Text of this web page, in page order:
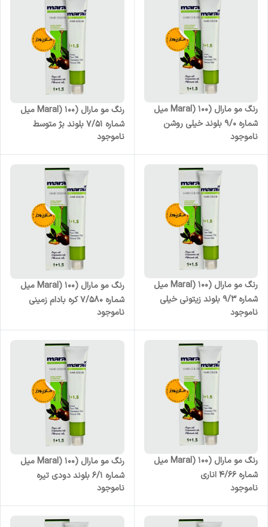
رنگ مو مارال (Maral) 100 میل
شماره 9/0 بلوند خیلی روشن
ناموجود
رنگ مو مارال (Maral) 100 میل
شماره 7/51 بلوند بژ متوسط
ناموجود
رنگ مو مارال (Maral) 100 میل
شماره 9/3 بلوند زیتونی خیلی
روشن
ناموجود
رنگ مو مارال (Maral) 100 میل
شماره 7/580 کره بادام زمینی
ناموجود
رنگ مو مارال (Maral) 100 میل
شماره 4/66 اناری
ناموجود
رنگ مو مارال (Maral) 100 میل
شماره 6/1 بلوند دودی تیره
ناموجود